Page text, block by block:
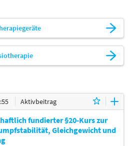
Aktivbeitrag
fundierter §20-Kurs zur
Gleichgewicht und